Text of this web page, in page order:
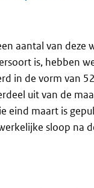
aantal van deze
is, hebben
in de vorm van
uit van de
eind maart is
sloop na